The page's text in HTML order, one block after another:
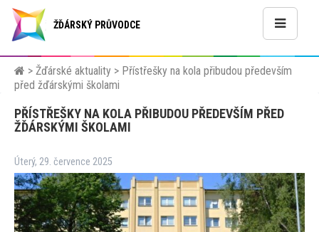
ŽĎÁRSKÝ PRŮVODCE
> Žďárské aktuality > Přístřešky na kola přibudou především
před žďárskými školami
PŘÍSTŘEŠKY NA KOLA PŘIBUDOU PŘEDEVŠÍM PŘED
ŽĎÁRSKÝMI ŠKOLAMI
Úterý, 29. července 2025